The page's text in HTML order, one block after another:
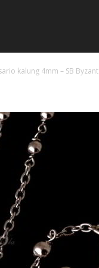
kalung 4mm – SB Byzant